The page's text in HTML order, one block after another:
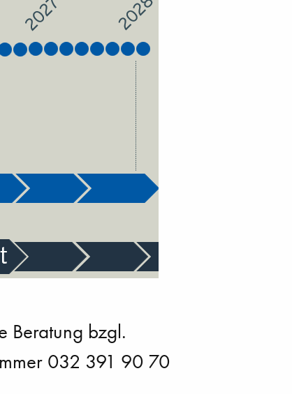
Beratung bzgl.
032 391 90 70